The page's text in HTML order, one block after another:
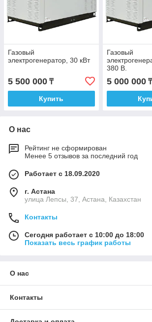
Газовый
электрогенератор, 30 кВт
5 500 000 ₸
Купить
Газовый
380 В.
5 000 000₸
О нас
Рейтинг не сформирован
Менее 5 отзывов за последний год
Работает с 18.09.2020
г. Астана
улица Лепсы, 37, Астана, Казахстан
Контакты
Сегодня работает с 10:00 до 18:00
Показать весь график работы
О нас
Контакты